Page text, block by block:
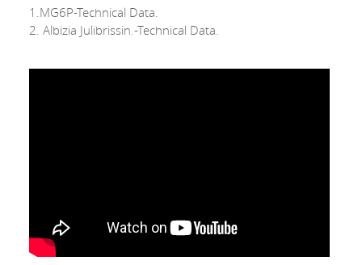
1.MG6P-Technical Data.
2. Albizia Julibrissin.-Technical Data.